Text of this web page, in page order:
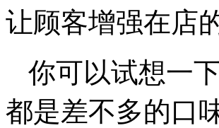
让顾客增强在店
你可以试想一
都是差不多的口